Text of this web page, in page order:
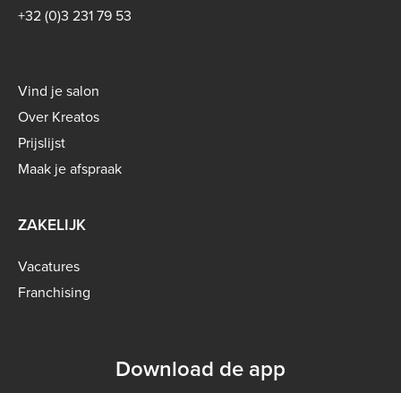
+32 (0)3 231 79 53
Footer
menu
-
B2C
Vind je salon
Over Kreatos
Prijslijst
Maak je afspraak
ZAKELIJK
Vacatures
Franchising
Download de app